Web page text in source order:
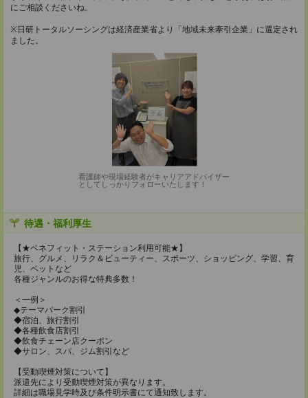
にご相談くださいね。
※日研トータルソーシングは経済産業省より「地域未来牽引企業」に選定され
ました。
看護師や現場経験者がキャリアアドバイザー
としてしっかりフォローいたします！
待遇・福利厚生
【★ベネフィット・ステーション利用可能★】
旅行、グルメ、リラク＆ビューティー、スポーツ、ショッピング、学習、育
児、ペットなど
各種ジャンルのお得な特典多数！
＜一例＞
◆テーマパーク割引
◆宿泊、旅行割引
◆各種飲食店割引
◆飲食チェーン店クーポン
◆サロン、スパ、ジム割引など
【受動喫煙対策について】
派遣先により受動喫煙対策が異なります。
詳細は職場見学時及び条件明示書にて通知致します。